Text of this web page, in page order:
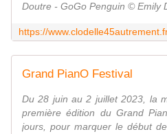
Doutre - GoGo Penguin © Emily
Grand PianO Festival
Du 28 juin au 2 juillet 2023, la
première édition du Grand
jours, pour marquer le début